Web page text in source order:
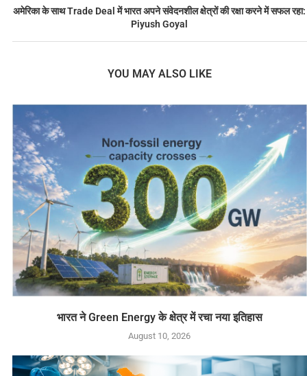
अमेरिका के साथ Trade Deal में भारत अपने संवेदनशील क्षेत्रों की रक्षा करने में सफल रहा:
Piyush Goyal
YOU MAY ALSO LIKE
भारत ने Green Energy के क्षेत्र में रचा नया इतिहास
August 10, 2026